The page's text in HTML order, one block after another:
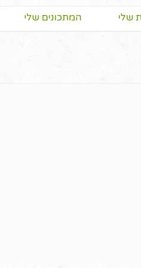
שלי המתכונים שלי